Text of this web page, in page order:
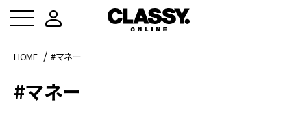
HOME #マネー
#マネー